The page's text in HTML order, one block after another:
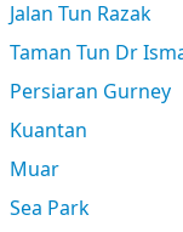
Jalan Tun Razak
Taman Tun Dr
Persiaran Gurney
Kuantan
Muar
Sea Park